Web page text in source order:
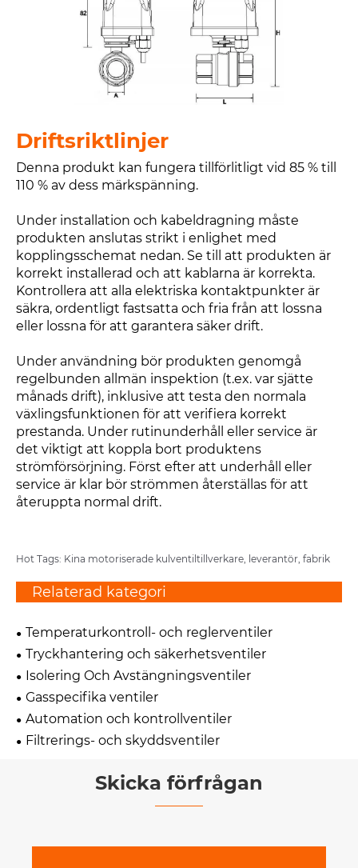
Driftsriktlinjer
Denna produkt kan fungera tillförlitligt vid 85 % till
110 % av dess märkspänning.
Under installation och kabeldragning måste
produkten anslutas strikt i enlighet med
kopplingsschemat nedan. Se till att produkten är
korrekt installerad och att kablarna är korrekta.
Kontrollera att alla elektriska kontaktpunkter är
säkra, ordentligt fastsatta och fria från att lossna
eller lossna för att garantera säker drift.
Under användning bör produkten genomgå
regelbunden allmän inspektion (t.ex. var sjätte
månads drift), inklusive att testa den normala
växlingsfunktionen för att verifiera korrekt
prestanda. Under rutinunderhåll eller service är
det viktigt att koppla bort produktens
strömförsörjning. Först efter att underhåll eller
service är klar bör strömmen återställas för att
återuppta normal drift.
Hot Tags: Kina motoriserade kulventiltillverkare, leverantör, fabrik
Relaterad kategori
Temperaturkontroll- och reglerventiler
Tryckhantering och säkerhetsventiler
Isolering Och Avstängningsventiler
Gasspecifika ventiler
Automation och kontrollventiler
Filtrerings- och skyddsventiler
Skicka förfrågan